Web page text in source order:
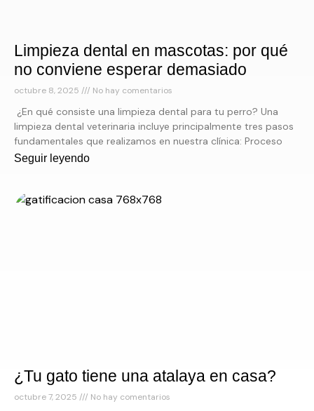
Limpieza dental en mascotas: por qué
no conviene esperar demasiado
octubre 8, 2025 No hay comentarios
¿En qué consiste una limpieza dental para tu perro? Una
limpieza dental veterinaria incluye principalmente tres pasos
fundamentales que realizamos en nuestra clínica: Proceso
Seguir leyendo
¿Tu gato tiene una atalaya en casa?
octubre 7, 2025 No hay comentarios